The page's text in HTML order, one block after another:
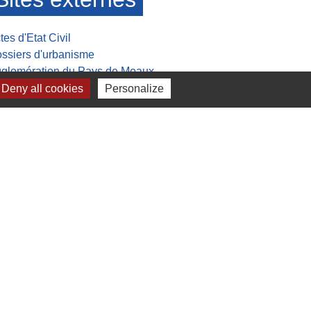
d'Etat Civil
d'urbanisme
du Pays de Meaux
Deny all cookies Personalize